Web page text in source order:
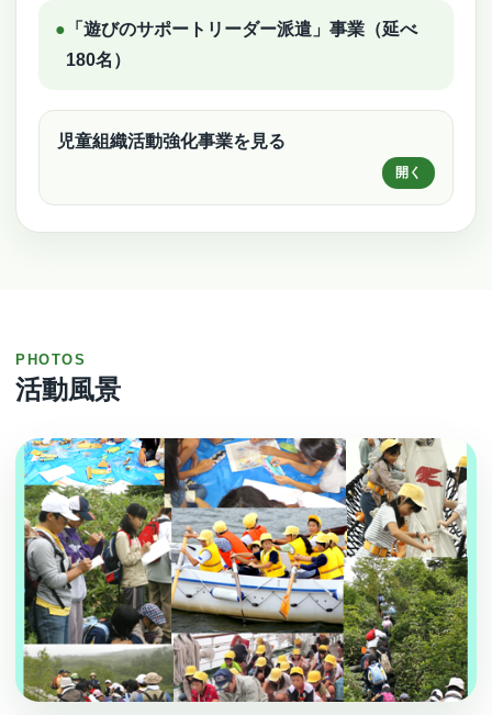
● 「遊びのサポートリーダー派遣」事業（延べ
180名）
児童組織活動強化事業を見る
PHOTOS
活動風景